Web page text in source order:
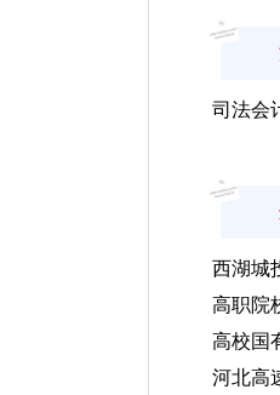
司法会
西湖城
高职院
高校国
河北高